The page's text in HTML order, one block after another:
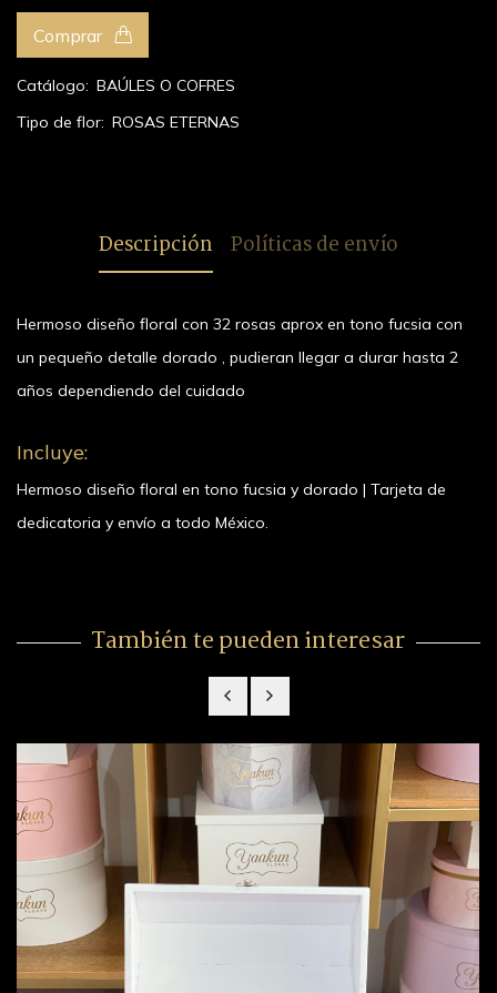
ETERNAS
EN COFRE
MEDIANO
BLANCO
CON
ROSAS
LILAS &
DETALLE
detalle
dorado
Comprar
Catálogo: BAÚLES O COFRES
Tipo de flor: ROSAS ETERNAS
Descripción Políticas de envío
Hermoso diseño floral con 32 rosas aprox en tono fucsia con
un pequeño detalle dorado , pudieran llegar a durar hasta 2
años dependiendo del cuidado
Incluye:
Hermoso diseño floral en tono fucsia y dorado | Tarjeta de
dedicatoria y envío a todo México.
También te pueden interesar